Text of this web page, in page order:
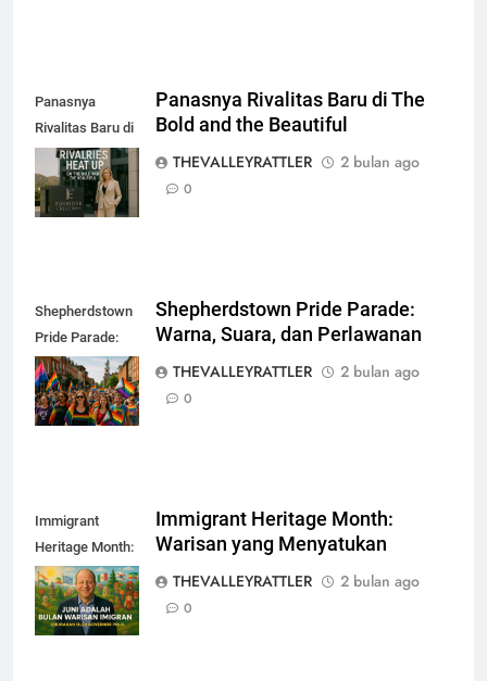
Panasnya
Rivalitas Baru di
The Bold and the
Beautiful
Panasnya Rivalitas Baru di The
Bold and the Beautiful
THEVALLEYRATTLER
2 bulan ago
0
Shepherdstown
Pride Parade:
Warna, Suara,
dan Perlawanan
Shepherdstown Pride Parade:
Warna, Suara, dan Perlawanan
THEVALLEYRATTLER
2 bulan ago
0
Immigrant
Heritage Month:
Warisan yang
Menyatukan
Immigrant Heritage Month:
Warisan yang Menyatukan
THEVALLEYRATTLER
2 bulan ago
0